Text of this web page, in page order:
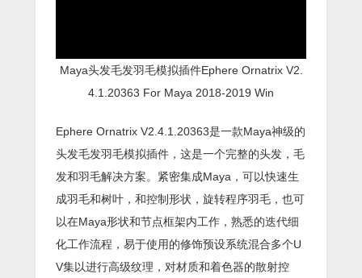
Maya头发毛发羽毛模拟插件Ephere Ornatrix V2.
4.1.20363 For Maya 2018-2019 Win
Ephere Ornatrix V2.4.1.20363是一款Maya神级的
头发毛发羽毛模拟插件，这是一个完整的头发，毛
发和羽毛解决方案。紧密集成Maya，可以快速生
成羽毛和树叶，和控制形状，旋转程序羽毛，也可
以在Maya形状和节点框架内工作，熟悉的迭代细
化工作流程，易于使用的修饰预设系统混合多个U
V集以进行高级纹理，对材质和着色器的散射控